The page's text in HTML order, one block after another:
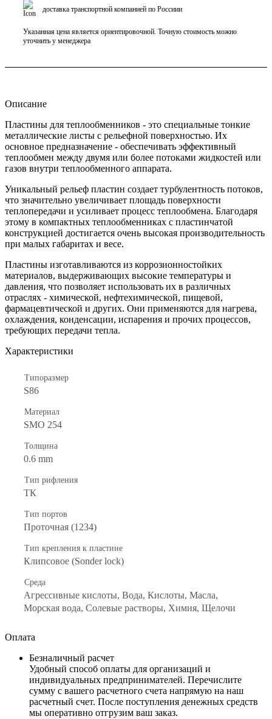
доставка транспортной компанией по Россиии
Указанная цена является ориентировочной. Точную стоимость можно
уточнить у менеджера
Описание
Пластины для теплообменников - это специальные тонкие
металлические листы с рельефной поверхностью. Их
основное предназначение - обеспечивать эффективный
теплообмен между двумя или более потоками жидкостей или
газов внутри теплообменного аппарата.
Уникальный рельеф пластин создает турбулентность потоков,
что значительно увеличивает площадь поверхности
теплопередачи и усиливает процесс теплообмена. Благодаря
этому в компактных теплообменниках с пластинчатой
конструкцией достигается очень высокая производительность
при малых габаритах и весе.
Пластины изготавливаются из коррозионностойких
материалов, выдерживающих высокие температуры и
давления, что позволяет использовать их в различных
отраслях - химической, нефтехимической, пищевой,
фармацевтической и других. Они применяются для нагрева,
охлаждения, конденсации, испарения и прочих процессов,
требующих передачи тепла.
Характеристики
Типоразмер
S86
Материал
SMO 254
Толщина
0.6 mm
Тип рифления
ТК
Тип портов
Проточная (1234)
Тип крепления к пластине
Клипсовое (Sonder lock)
Среда
Агрессивные кислоты, Вода, Кислоты, Масла,
Морская вода, Солевые растворы, Химия, Щелочи
Оплата
Безналичный расчет
Удобный способ оплаты для организаций и
индивидуальных предпринимателей. Перечислите
сумму с вашего расчетного счета напрямую на наш
расчетный счет. После поступления денежных средств
мы оперативно отгрузим ваш заказ.